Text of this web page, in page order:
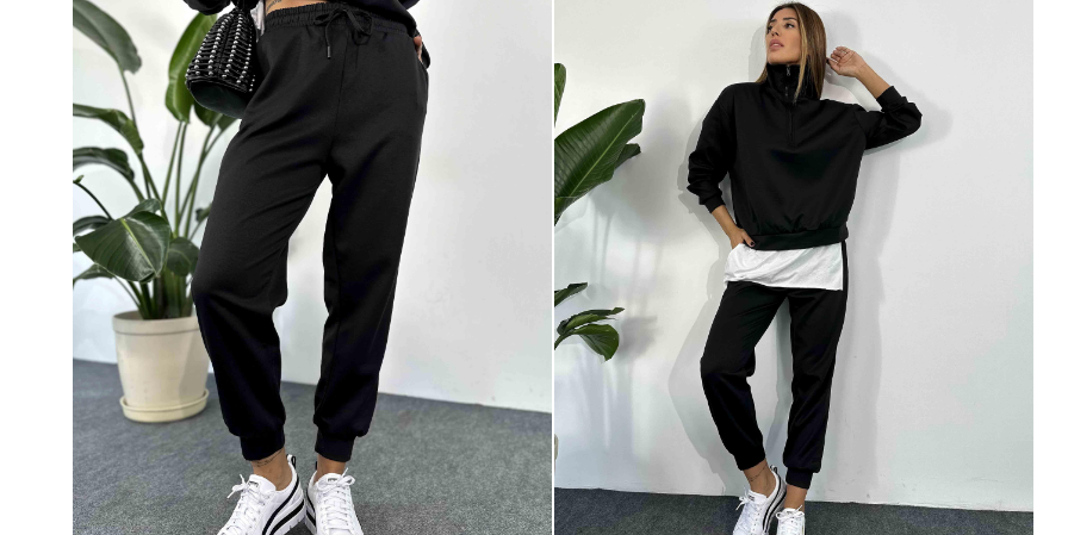
100 TL % 10
200 TL
% 15
% 20
KARGO
250 TL
500 TL
% 5
Mayıs Sürprizi!
Çarkı çevir ve fırsatı yakala !